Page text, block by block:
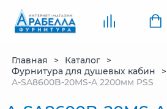
Главная
Каталог
Фурнитура для душевых кабин
A-SA8600B-20MS-A 2200мм PSS